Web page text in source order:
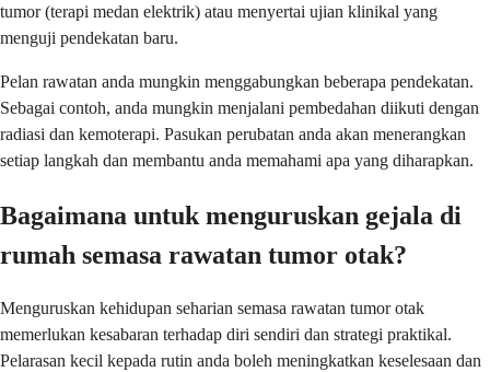
tumor (terapi medan elektrik) atau menyertai ujian klinikal yang
menguji pendekatan baru.
Pelan rawatan anda mungkin menggabungkan beberapa pendekatan.
Sebagai contoh, anda mungkin menjalani pembedahan diikuti dengan
radiasi dan kemoterapi. Pasukan perubatan anda akan menerangkan
setiap langkah dan membantu anda memahami apa yang diharapkan.
Bagaimana untuk menguruskan gejala di
rumah semasa rawatan tumor otak?
Menguruskan kehidupan seharian semasa rawatan tumor otak
memerlukan kesabaran terhadap diri sendiri dan strategi praktikal.
Pelarasan kecil kepada rutin anda boleh meningkatkan keselesaan dan